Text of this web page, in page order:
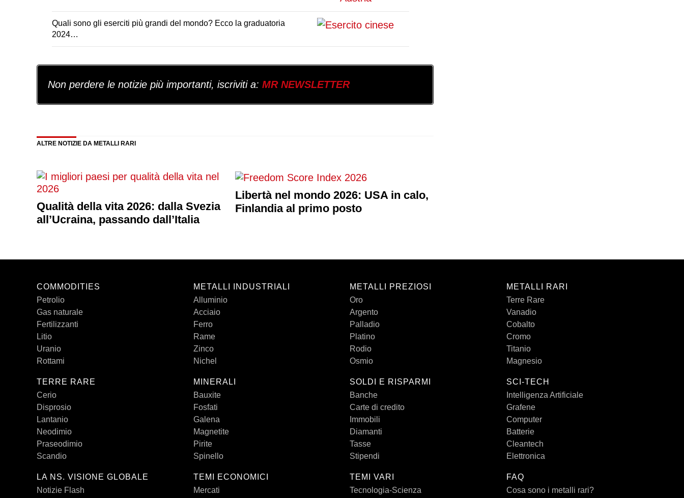
Quali sono gli eserciti più grandi del mondo? Ecco la graduatoria
2024…
Non perdere le notizie più importanti, iscriviti a: MR NEWSLETTER
ALTRE NOTIZIE DA METALLI RARI
Qualità della vita 2026: dalla Svezia
all’Ucraina, passando dall’Italia
Libertà nel mondo 2026: USA in calo,
Finlandia al primo posto
COMMODITIES
Petrolio
Gas naturale
Fertilizzanti
Litio
Uranio
Rottami
TERRE RARE
Cerio
Disprosio
Lantanio
Neodimio
Praseodimio
Scandio
LA NS. VISIONE GLOBALE
Notizie Flash
METALLI INDUSTRIALI
Alluminio
Acciaio
Ferro
Rame
Zinco
Nichel
MINERALI
Bauxite
Fosfati
Galena
Magnetite
Pirite
Spinello
TEMI ECONOMICI
Mercati
METALLI PREZIOSI
Oro
Argento
Palladio
Platino
Rodio
Osmio
SOLDI E RISPARMI
Banche
Carte di credito
Immobili
Diamanti
Tasse
Stipendi
TEMI VARI
Tecnologia-Scienza
METALLI RARI
Terre Rare
Vanadio
Cobalto
Cromo
Titanio
Magnesio
SCI-TECH
Intelligenza Artificiale
Grafene
Computer
Batterie
Cleantech
Elettronica
FAQ
Cosa sono i metalli rari?